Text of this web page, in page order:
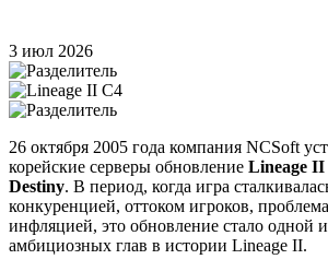
3 июл 2026
26 октября 2005 года компания NCSoft
корейские серверы обновление Lineage II
Destiny. В период, когда игра
конкуренцией, оттоком игроков,
инфляцией, это обновление стало одной
амбициозных глав в истории Lineage II.